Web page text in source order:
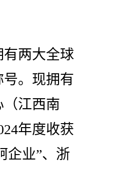
两大全球
。现拥有
江西南
年度收获
企业”、浙